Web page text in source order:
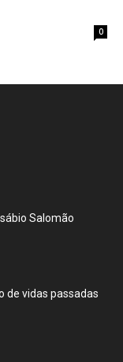
0
Salomão
de vidas passadas